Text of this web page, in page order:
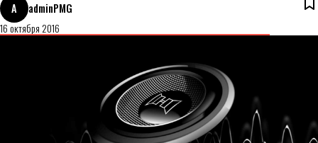
A
adminPMG
16 октября 2016